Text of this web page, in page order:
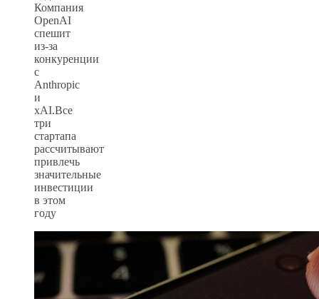
Компания
OpenAI
спешит
из-за
конкуренции
с
Anthropic
и
xAI.Все
три
стартапа
рассчитывают
привлечь
значительные
инвестиции
в этом
году